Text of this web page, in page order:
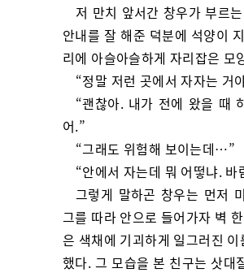
저 만치 앞서간 창우가 부르
안내를 잘 해준 덕분에 석양이
리에 아슬아슬하게 자리잡은
“정말 저런 곳에서 자자는 거
“괜찮아. 내가 전에 왔을 때
어.”
“그래도 위험해 보이는데…”
“안에서 자는데 뭐 어떻냐.
그렇게 말하곤 창우는 먼저
그를 따라 안으로 들어가자 벽
은 색채에 기괴하게 일그러진
했다. 그 모습을 본 친구는 삿대